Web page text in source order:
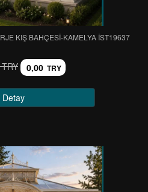
KIŞ BAHÇESİ-KAMELYA IST19637
0,00 TRY
Detay